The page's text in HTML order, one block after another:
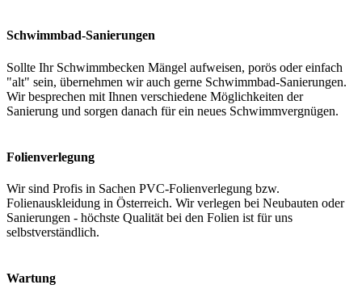
Schwimmbad-Sanierungen
Sollte Ihr Schwimmbecken Mängel aufweisen, porös oder einfach
"alt" sein, übernehmen wir auch gerne Schwimmbad-Sanierungen.
Wir besprechen mit Ihnen verschiedene Möglichkeiten der
Sanierung und sorgen danach für ein neues Schwimmvergnügen.
Folienverlegung
Wir sind Profis in Sachen PVC-Folienverlegung bzw.
Folienauskleidung in Österreich. Wir verlegen bei Neubauten oder
Sanierungen - höchste Qualität bei den Folien ist für uns
selbstverständlich.
Wartung